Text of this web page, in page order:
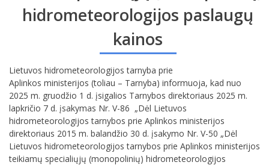
hidrometeorologijos paslaugų
kainos
Lietuvos hidrometeorologijos tarnyba prie
Aplinkos ministerijos (toliau – Tarnyba) informuoja, kad nuo
2025 m. gruodžio 1 d. įsigalios Tarnybos direktoriaus 2025 m.
lapkričio 7 d. įsakymas Nr. V-86 „Dėl Lietuvos
hidrometeorologijos tarnybos prie Aplinkos ministerijos
direktoriaus 2015 m. balandžio 30 d. įsakymo Nr. V-50 „Dėl
Lietuvos hidrometeorologijos tarnybos prie Aplinkos ministerijos
teikiamų specialiųjų (monopolinių) hidrometeorologijos